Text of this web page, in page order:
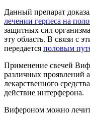
Данный препарат
лечении герпеса на
защитных сил
эту область. В связи с
передается половым
Применение свечей
различных проявлений
лекарственного
действие интерферона.
Вифероном можно